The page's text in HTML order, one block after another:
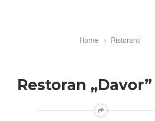
Home Ristoranti
Restoran „Davor”